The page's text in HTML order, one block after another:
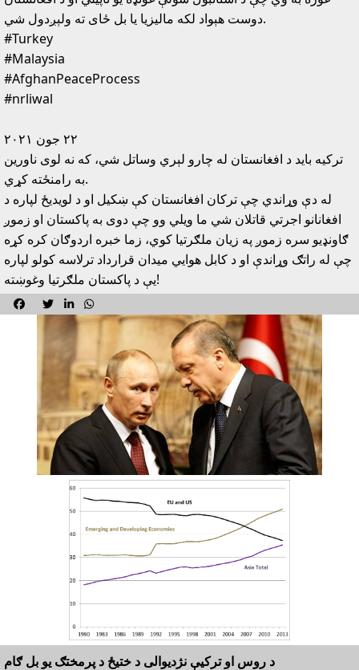
دوست هېواد لکه ماليزيا يا بل ځاى ته ولېږدول شي.
#Turkey
#Malaysia
#AfghanPeaceProcess
#nrliwal
٢٢ جون ٢٠٢١
ترکيه بايد د افغانستان له چارو لېري وساتل شي، که نه لوى ناورين
به رامنځته کړي.
له دې وړاندي چې ترکان افغانستان کې ښکيل او د لويديځ لپاره د
افغانانو اجرتي قاتلان شي ما ويلي وو چې دوى به پاکستان او زموږ
ګاونډيو سره زموږ په زيان ملګرتيا کوي، زما خبره اردوګان کره کړه
چې له راتګ وړاندې او د کابل هوايي ميدان قرارداد ترلاسه کولو لپاره
يې د پاکستان ملګرتيا وغوښته!
   
د روس او ترکيې نژديوالى د ختيځ د پرمختګ يو بل ګام